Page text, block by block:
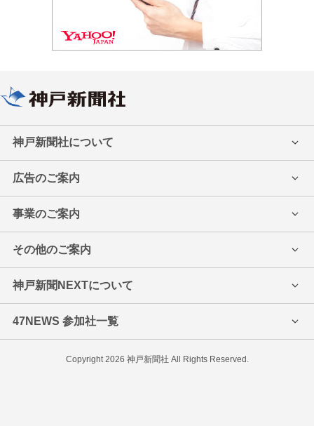
神戸新聞社について
会社案内
契約社員/アルバイト募集
地域パートナー宣言
写真販売のご案内
神戸新聞社へのお問い合わせ
広告のご案内
紙面・ネット
デジタルサイネージ
事業のご案内
主催・後援一覧
松方ホール音楽賞
新聞感想文コンクール 兵庫県オープンゴルフ
その他のご案内
「発言」(紙面)への投稿
法人向け情報配信のご案内
わが家のアイドル申込み 神戸新聞情報文化懇話会
神戸新聞NEXTについて
47NEWS 参加社一覧
Copyright 2026 神戸新聞社 All Rights Reserved.